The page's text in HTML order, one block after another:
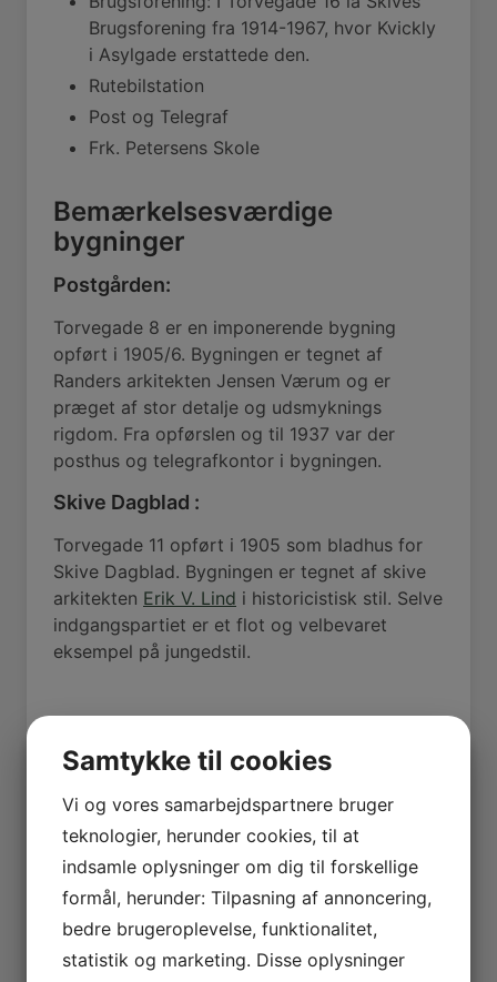
Brugsforening fra 1914-1967, hvor Kvickly
i Asylgade erstattede den.
Rutebilstation
Post og Telegraf
Frk. Petersens Skole
Bemærkelsesværdige
bygninger
Postgården:
Torvegade 8 er en imponerende bygning
opført i 1905/6. Bygningen er tegnet af
Randers arkitekten Jensen Værum og er
præget af stor detalje og udsmyknings
rigdom. Fra opførslen og til 1937 var der
posthus og telegrafkontor i bygningen.
Skive Dagblad :
Torvegade 11 opført i 1905 som bladhus for
Skive Dagblad. Bygningen er tegnet af skive
arkitekten Erik V. Lind i historicistisk stil. Selve
indgangspartiet er et flot og velbevaret
eksempel på jungedstil.
Kilder
Eskildsen Jens & Mortensen Niels, 43
spændende bygninger i Skive bykerne,
Skive Museums Forlag 1998
Bogen om skive — Thielsen,
Bogen om Skive
Folkebladsbogtrykkeri, s. 108, 114 og 261
Mortensen Niels, Skive kommunes
Samtykke til cookies
Vi og vores samarbejdspartnere bruger
teknologier, herunder cookies, til at
indsamle oplysninger om dig til forskellige
formål, herunder: Tilpasning af annoncering,
bedre brugeroplevelse, funktionalitet,
statistik og marketing. Disse oplysninger